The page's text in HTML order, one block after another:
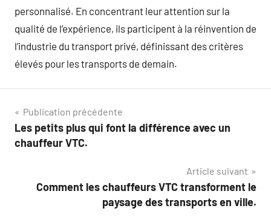
personnalisé. En concentrant leur attention sur la
qualité de l’expérience, ils participent à la réinvention de
l’industrie du transport privé, définissant des critères
élevés pour les transports de demain.
Navigation
de
Publication précédente
Les petits plus qui font la différence avec un
chauffeur VTC.
Article suivant
Comment les chauffeurs VTC transforment le
paysage des transports en ville.